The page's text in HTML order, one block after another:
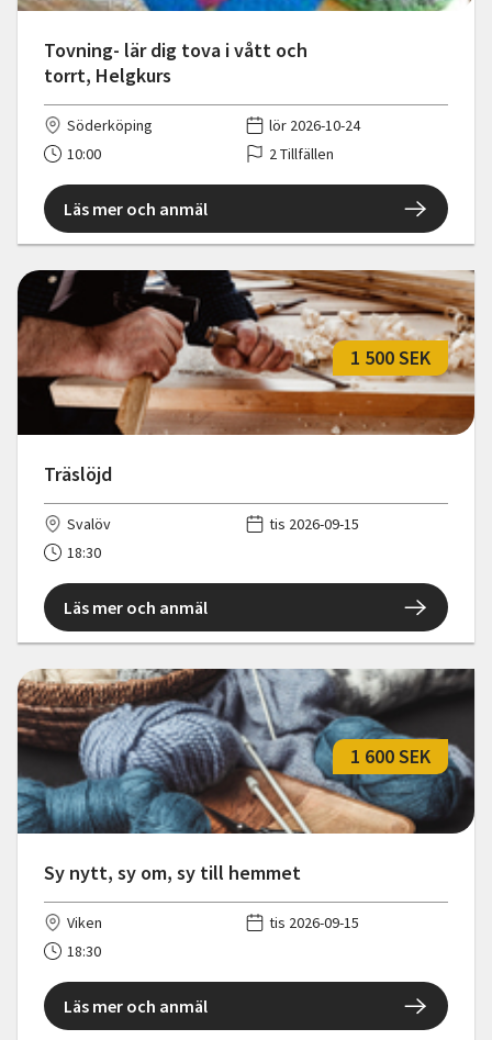
Tovning- lär dig tova i vått och
torrt, Helgkurs
Söderköping
lör 2026-10-24
10:00
2 Tillfällen
Läs mer och anmäl
Träslöjd
1 500 SEK
Svalöv
tis 2026-09-15
18:30
Läs mer och anmäl
Sy nytt, sy om, sy till hemmet
1 600 SEK
Viken
tis 2026-09-15
18:30
Läs mer och anmäl